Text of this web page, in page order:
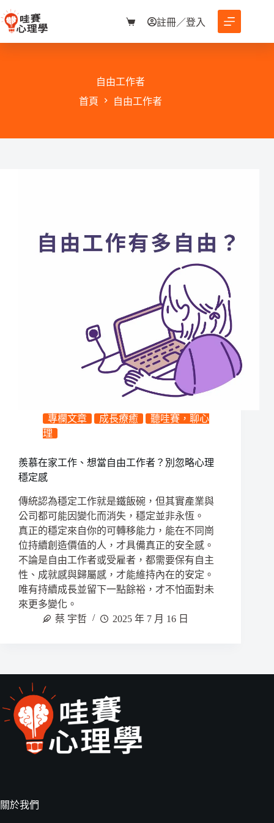
至
購
物
註冊／登入
自由工作者
首頁
自由工作者
專欄文章 成長療癒
聽哇賽，聊心
理
羨慕在家工作、想當自由工作者？別忽略心理
穩定感
傳統認為穩定工作就是鐵飯碗，但其實產業與
公司都可能因變化而消失，穩定並非永恆。
真正的穩定來自你的可轉移能力，能在不同崗
位持續創造價值的人，才具備真正的安全感。
不論是自由工作者或受雇者，都需要保有自主
性、成就感與歸屬感，才能維持內在的安定。
唯有持續成長並留下一點餘裕，才不怕面對未
來更多變化。
蔡 宇哲
2025 年 7 月 16 日
關於我們